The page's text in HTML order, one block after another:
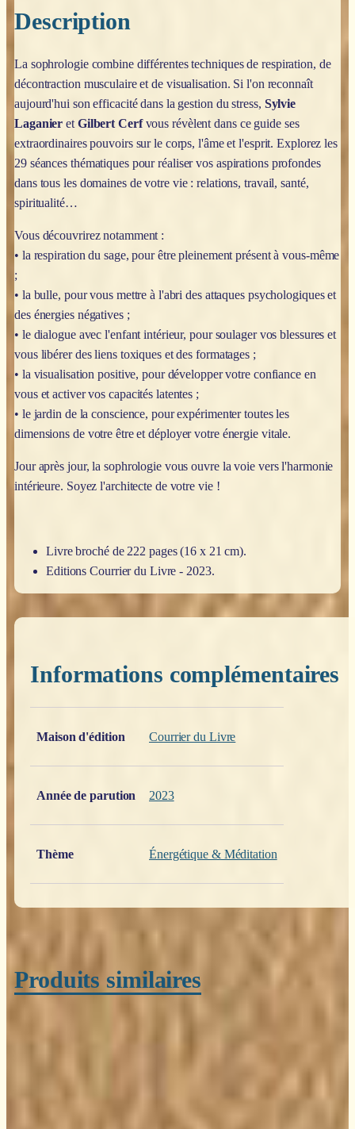
Description
La sophrologie combine différentes techniques de respiration, de
décontraction musculaire et de visualisation. Si l'on reconnaît
aujourd'hui son efficacité dans la gestion du stress, Sylvie
Laganier et Gilbert Cerfvous révèlent dans ce guide ses
extraordinaires pouvoirs sur le corps, l'âme et l'esprit. Explorez les
29 séances thématiques pour réaliser vos aspirations profondes
dans tous les domaines de votre vie : relations, travail, santé,
spiritualité…
Vous découvrirez notamment :
• la respiration du sage, pour être pleinement présent à vous-même
;
• la bulle, pour vous mettre à l'abri des attaques psychologiques et
des énergies négatives ;
• le dialogue avec l'enfant intérieur, pour soulager vos blessures et
vous libérer des liens toxiques et des formatages ;
• la visualisation positive, pour développer votre confiance en
vous et activer vos capacités latentes ;
• le jardin de la conscience, pour expérimenter toutes les
dimensions de votre être et déployer votre énergie vitale.
Jour après jour, la sophrologie vous ouvre la voie vers l'harmonie
intérieure. Soyez l'architecte de votre vie !
Livre broché de 222 pages (16 x 21 cm).
Editions Courrier du Livre - 2023.
Informations complémentaires
Maison d'édition
Courrier du Livre
Année de parution 2023
Thème Énergétique & Méditation
Produits similaires